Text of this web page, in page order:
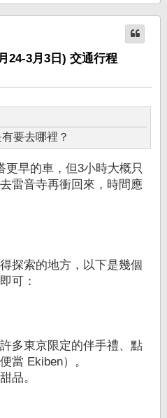
頂
端
24-3月3日) 交通行程
要去哪裡？
更早的車，但3小時大概只
雷音寺再衝回來，時間應
探索的地方，以下是幾個
可：
多東京限定的伴手禮、點
當 Ekiben）。
品。